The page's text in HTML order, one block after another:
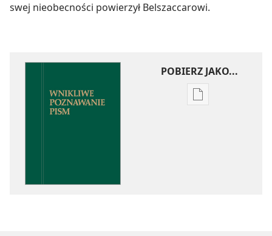
swej nieobecności powierzył Belszaccarowi.
POBIERZ JAKO...
Ustawienia